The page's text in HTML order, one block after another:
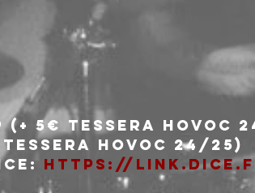
(+ 5€ tessera Hovoc
Hovoc 24/25)
https://